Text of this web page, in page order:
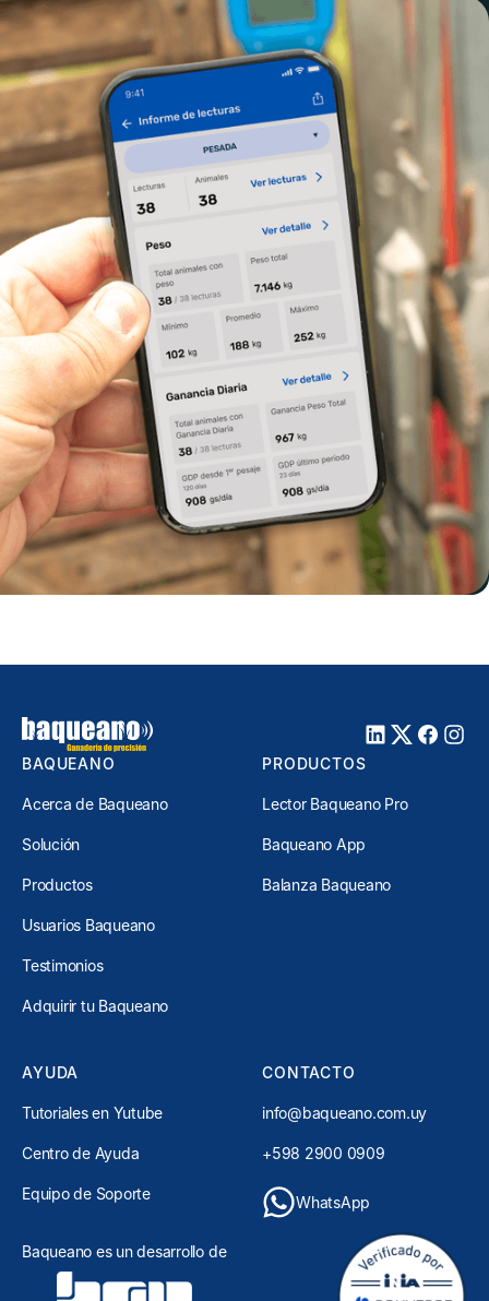
BAQUEANO
Acerca de Baqueano
Solución
Productos
Usuarios Baqueano
Testimonios
Adquirir tu Baqueano
PRODUCTOS
Lector Baqueano Pro
Baqueano App
Balanza Baqueano
AYUDA
Tutoriales en Yutube
Centro de Ayuda
Equipo de Soporte
CONTACTO
info@baqueano.com.uy
+598 2900 0909
WhatsApp
Baqueano es un desarrollo de